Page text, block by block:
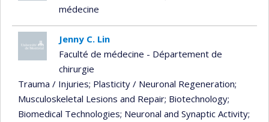
médecine
Jenny C. Lin
Faculté de médecine - Département de
chirurgie
Trauma / Injuries; Plasticity / Neuronal Regeneration;
Musculoskeletal Lesions and Repair; Biotechnology;
Biomedical Technologies; Neuronal and Synaptic Activity;